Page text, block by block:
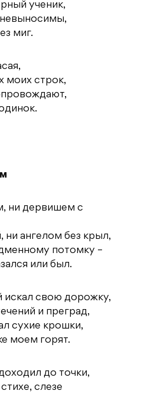
ученик,
миг.
моих строк,
ни дервишем с
ангелом без крыл,
потомку –
или был.
искал свою дорожку,
и преград,
сухие крошки,
моем горят.
до точки,
слезе